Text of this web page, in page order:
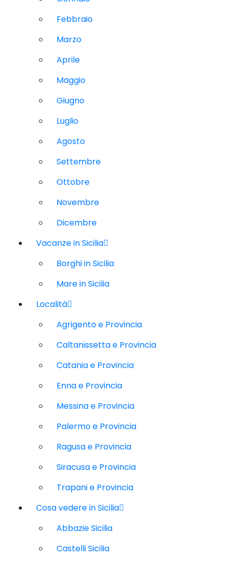
Febbraio
Marzo
Aprile
Maggio
Giugno
Luglio
Agosto
Settembre
Ottobre
Novembre
Dicembre
Vacanze in Sicilia
Borghi in Sicilia
Mare in Sicilia
Località
Agrigento e Provincia
Caltanissetta e Provincia
Catania e Provincia
Enna e Provincia
Messina e Provincia
Palermo e Provincia
Ragusa e Provincia
Siracusa e Provincia
Trapani e Provincia
Cosa vedere in Sicilia
Abbazie Sicilia
Castelli Sicilia